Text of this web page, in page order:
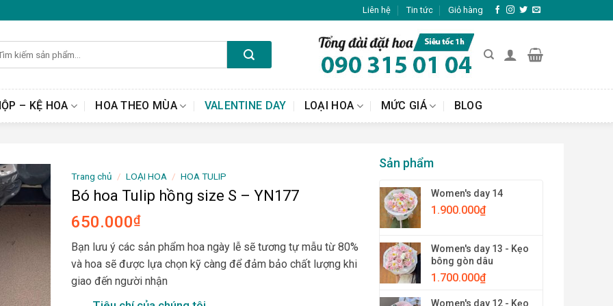
Liên hệ Tin tức Giỏ hàng
– KỆ HOA HOA THEO MÙA VALENTINE DAY LOẠI HOA MỨC GIÁ BLOG
Sản phẩm
Women's day 14
1.900.000₫
Women's day 13 - Kẹo
bông gòn dâu
1.700.000₫
Women's day 12 - Kẹo
Trang chủ / LOẠI HOA / HOA TULIP
Bó hoa Tulip hồng size S – YN177
650.000₫
Bạn lưu ý các sản phẩm hoa ngày lễ sẽ tương tự mẫu từ 80%
và hoa sẽ được lựa chọn kỹ càng để đảm bảo chất lượng khi
giao đến người nhận